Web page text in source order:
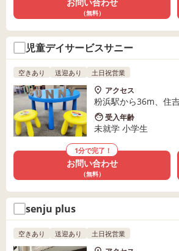
（無料）
児童デイサービスサニー
空きあり 送迎あり 土日祝営業
アクセス
粉浜駅から36m、住
受入年齢
未就学 小学生
1分で完了！
お問い合わせ
（無料）
senju plus
空きあり 送迎あり 土日祝営業